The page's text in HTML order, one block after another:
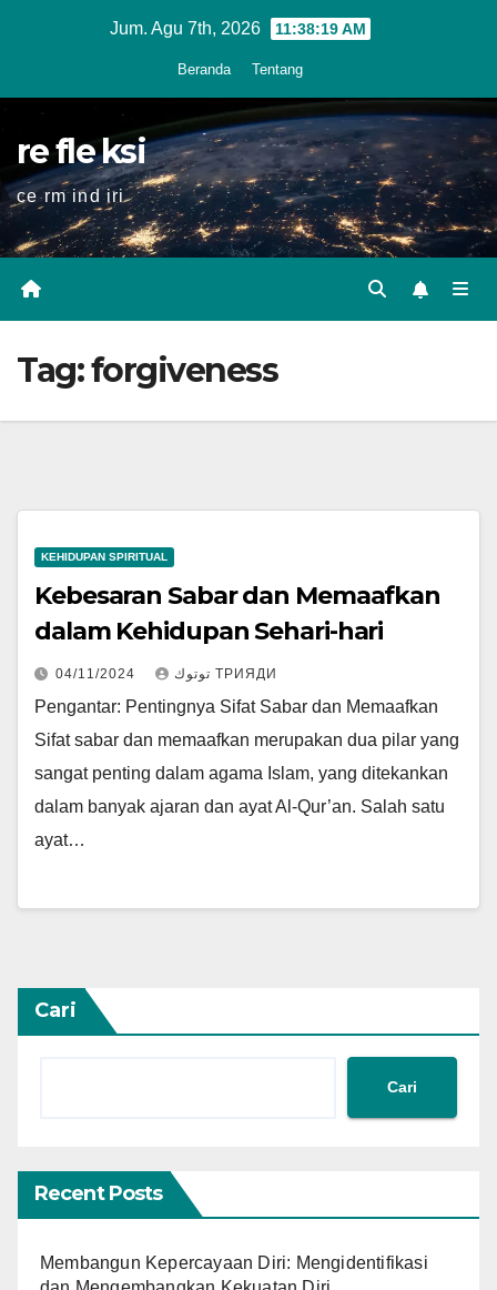
Jum. Agu 7th, 2026 11:38:20 AM
Beranda Tentang
re fle ksi
ce rm ind iri
Tag:forgiveness
KEHIDUPAN SPIRITUAL
Kebesaran Sabar dan Memaafkan
dalam Kehidupan Sehari-hari
04/11/2024 توتوك ТРИЯДИ
Pengantar: Pentingnya Sifat Sabar dan Memaafkan
Sifat sabar dan memaafkan merupakan dua pilar yang
sangat penting dalam agama Islam, yang ditekankan
dalam banyak ajaran dan ayat Al-Qur’an. Salah satu
ayat…
Cari
Cari
Recent Posts
Membangun Kepercayaan Diri: Mengidentifikasi